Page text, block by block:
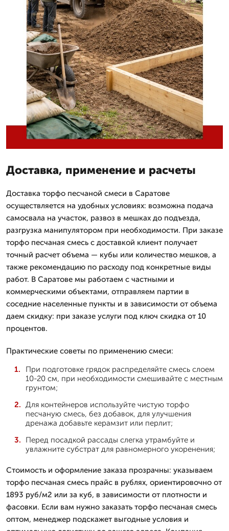
Доставка, применение и расчеты
Доставка торфо песчаной смеси в Саратове
осуществляется на удобных условиях: возможна подача
самосвала на участок, развоз в мешках до подъезда,
разгрузка манипулятором при необходимости. При заказе
торфо песчаная смесь с доставкой клиент получает
точный расчет объема — кубы или количество мешков, а
также рекомендацию по расходу под конкретные виды
работ. В Саратове мы работаем с частными и
коммерческими объектами, отправляем партии в
соседние населенные пункты и в зависимости от объема
даем скидку: при заказе услуги под ключ скидка от 10
процентов.
Практические советы по применению смеси:
При подготовке грядок распределяйте смесь слоем
10-20 см, при необходимости смешивайте с местным
грунтом;
Для контейнеров используйте чистую торфо
песчаную смесь, без добавок, для улучшения
дренажа добавьте керамзит или перлит;
Перед посадкой рассады слегка утрамбуйте и
увлажните субстрат для равномерного укоренения;
Стоимость и оформление заказа прозрачны: указываем
торфо песчаная смесь прайс в рублях, ориентировочно от
1893 руб/м2 или за куб, в зависимости от плотности и
фасовки. Если вам нужно заказать торфо песчаная смесь
оптом, менеджер подскажет выгодные условия и